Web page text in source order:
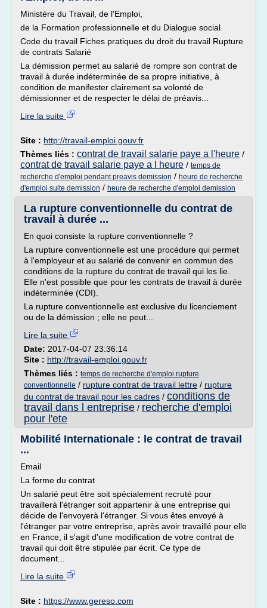
Ministère du Travail, de l'Emploi,
de la Formation professionnelle et du Dialogue social
Code du travail Fiches pratiques du droit du travail Rupture
de contrats Salarié
La démission permet au salarié de rompre son contrat de
travail à durée indéterminée de sa propre initiative, à
condition de manifester clairement sa volonté de
démissionner et de respecter le délai de préavis...
Lire la suite
Site : http://travail-emploi.gouv.fr
Thèmes liés : contrat de travail salarie paye a l'heure /
contrat de travail salarie paye a l heure / temps de
recherche d'emploi pendant preavis demission / heure de recherche
d'emploi suite demission / heure de recherche d'emploi demission
La rupture conventionnelle du contrat de
travail à durée ...
En quoi consiste la rupture conventionnelle ?
La rupture conventionnelle est une procédure qui permet
à l'employeur et au salarié de convenir en commun des
conditions de la rupture du contrat de travail qui les lie.
Elle n'est possible que pour les contrats de travail à durée
indéterminée (CDI).
La rupture conventionnelle est exclusive du licenciement
ou de la démission ; elle ne peut...
Lire la suite
Date: 2017-04-07 23:36:14
Site : http://travail-emploi.gouv.fr
Thèmes liés : temps de recherche d'emploi rupture
conventionnelle / rupture contrat de travail lettre / rupture
du contrat de travail pour les cadres / conditions de
travail dans l entreprise / recherche d'emploi
pour l'ete
Mobilité Internationale : le contrat de travail
...
Email
La forme du contrat
Un salarié peut être soit spécialement recruté pour
travaillerà l'étranger soit appartenir à une entreprise qui
décide de l'envoyerà l'étranger. Si vous êtes envoyé à
l'étranger par votre entreprise, après avoir travaillé pour elle
en France, il s'agit d'une modification de votre contrat de
travail qui doit être stipulée par écrit. Ce type de
document...
Lire la suite
Site : https://www.gereso.com